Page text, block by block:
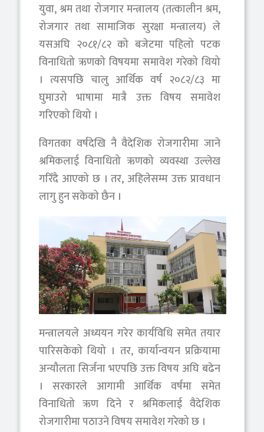
युवा, श्रम तथा रोजगार मन्त्रालय (तत्कालीन श्रम,
रोजगार तथा सामाजिक सुरक्षा मन्त्रालय) ले
यसअघि २०८१/८२ को बजेटमा पहिलो पटक
विनाधितो ऋणको विषयमा समावेश गरेको थियो
। त्यसपछि चालु आर्थिक वर्ष २०८२/८३ मा
घुमाउरो भाषामा मात्रै उक्त विषय समावेश
गरिएको थियो ।
विगतका वर्षदेखि नै वैदेशिक रोजगारीमा जाने
श्रमिकलाई विनाधितो ऋणको व्यवस्था उल्लेख
गरिँदै आएको छ । तर, अहिलेसम्म उक्त प्रावधान
लागु हुन सकेको छैन ।
मन्त्रालयले अध्ययन गरेर कार्यविधि समेत तयार
पारिसकेको थियो । तर, कार्यान्वयन प्रक्रियामा
अन्यौलता सिर्जना भएपछि उक्त विषय अघि बढेन
। सरकारले आगामी आर्थिक वर्षमा समेत
विनाधितो ऋण दिने र श्रमिकलाई वैदेशिक
रोजगारीमा पठाउने विषय समावेश गरेको छ ।